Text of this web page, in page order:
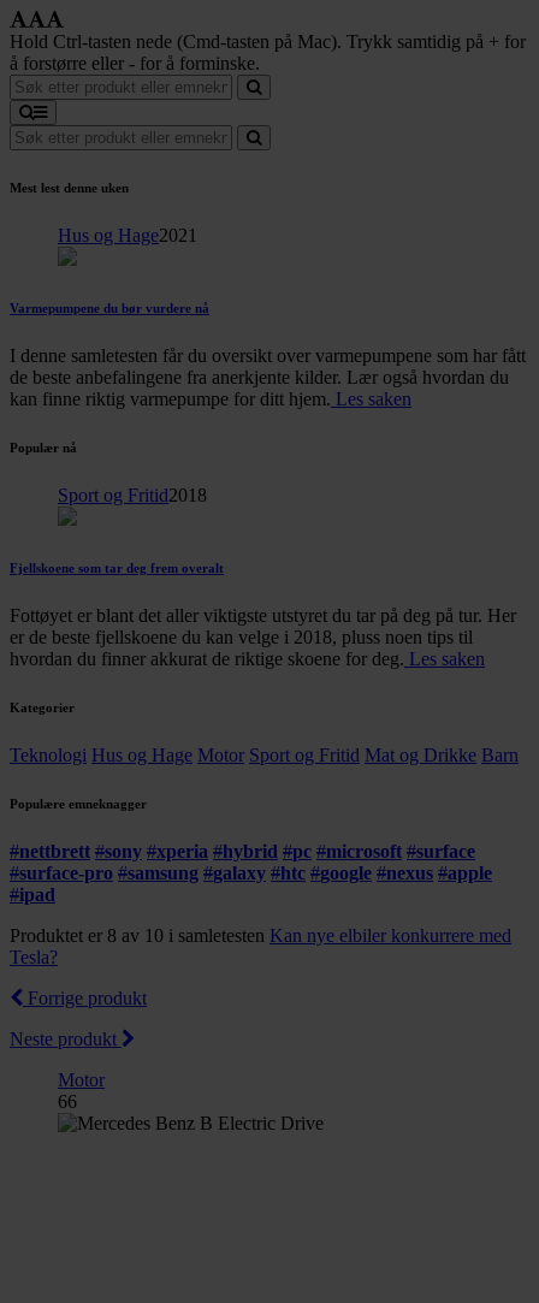
Hold Ctrl-tasten nede (Cmd-tasten på Mac). Trykk samtidig på + for
å forstørre eller - for å forminske.
Mest lest denne uken
Hus og Hage2021
Varmepumpene du bør vurdere nå
I denne samletesten får du oversikt over varmepumpene som har fått
de beste anbefalingene fra anerkjente kilder. Lær også hvordan du
kan finne riktig varmepumpe for ditt hjem. Les saken
Populær nå
Sport og Fritid2018
Fjellskoene som tar deg frem overalt
Fottøyet er blant det aller viktigste utstyret du tar på deg på tur. Her
er de beste fjellskoene du kan velge i 2018, pluss noen tips til
hvordan du finner akkurat de riktige skoene for deg. Les saken
Kategorier
Teknologi Hus og Hage Motor Sport og Fritid Mat og Drikke Barn
Populære emneknagger
#nettbrett #sony #xperia #hybrid #pc #microsoft #surface
#surface-pro #samsung #galaxy #htc #google #nexus #apple
#ipad
Produktet er 8 av 10 i samletesten Kan nye elbiler konkurrere med
Tesla?
Forrige produkt
Neste produkt
Motor
66